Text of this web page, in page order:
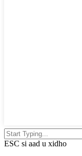
ESC si aad u xidho